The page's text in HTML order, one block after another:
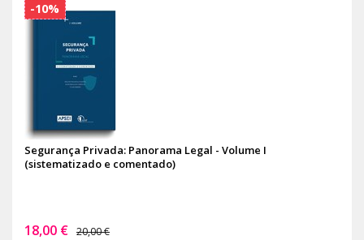
Segurança Privada: Panorama Legal - Volume I
(sistematizado e comentado)
18,00 € 20,00 €
-10%